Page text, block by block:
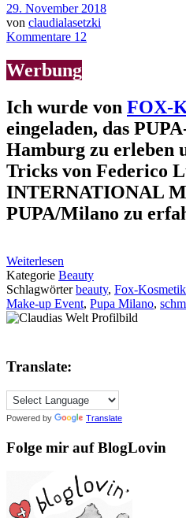
29. November 2018
von claudialasetzki
Kommentare 12
Werbung
Ich wurde von FOX-
eingeladen, das
Hamburg zu erleben
Tricks von Federico
INTERNATIONAL
PUPA/Milano zu
Weiterlesen
Kategorie Beauty
Schlagwörterbeauty, Fox-Kosmetik
Make-up Event, Pupa Milano,
Translate:
Powered by Translate
Folge mir auf BlogLovin